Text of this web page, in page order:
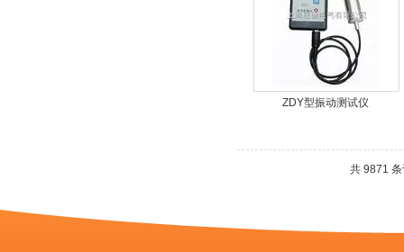
ZDY型振动测试仪
共 9871